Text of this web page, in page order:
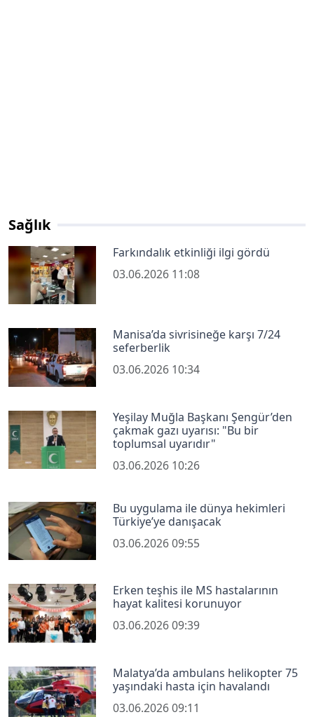
Sağlık
Farkındalık etkinliği ilgi gördü
03.06.2026 11:08
Manisa’da sivrisineğe karşı 7/24
seferberlik
03.06.2026 10:34
Yeşilay Muğla Başkanı Şengür’den
çakmak gazı uyarısı: "Bu bir
toplumsal uyarıdır"
03.06.2026 10:26
Bu uygulama ile dünya hekimleri
Türkiye’ye danışacak
03.06.2026 09:55
Erken teşhis ile MS hastalarının
hayat kalitesi korunuyor
03.06.2026 09:39
Malatya’da ambulans helikopter 75
yaşındaki hasta için havalandı
03.06.2026 09:11